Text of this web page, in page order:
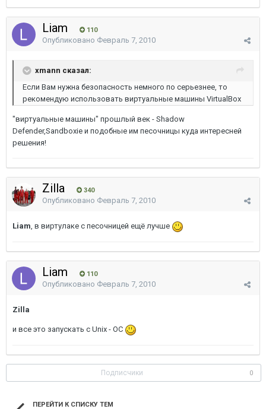
Liam 110
Опубликовано Февраль 7, 2010
xmann сказал:
Если Вам нужна безопасность немного по серьезнее, то
рекомендую использовать виртуальные машины VirtualBox
"виртуальные машины" прошлый век - Shadow
Defender,Sandboxie и подобные им песочницы куда интересней
решения!
Zilla 340
Опубликовано Февраль 7, 2010
Liam, в виртулаке с песочницей ещё лучше
Liam 110
Опубликовано Февраль 7, 2010
Zilla
и все это запускать с Unix - ОС
Подписчики 0
ПЕРЕЙТИ К СПИСКУ ТЕМ